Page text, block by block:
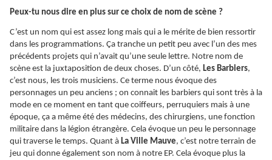
Peux-tu nous dire en plus sur ce choix de nom de scène ?
C’est un nom qui est assez long mais qui a le mérite de bien ressortir
dans les programmations. Ça tranche un petit peu avec l’un des mes
précédents projets qui n’avait qu’une seule lettre. Notre nom de
scène est la juxtaposition de deux choses. D’un côté, Les Barbiers,
c’est nous, les trois musiciens. Ce terme nous évoque des
personnages un peu anciens ; on connait les barbiers qui sont très à la
mode en ce moment en tant que coiffeurs, perruquiers mais à une
époque, ça a même été des médecins, des chirurgiens, une fonction
militaire dans la légion étrangère. Cela évoque un peu le personnage
qui traverse le temps. Quant à La Ville Mauve, c’est notre terrain de
jeu qui donne également son nom à notre EP. Cela évoque plus la